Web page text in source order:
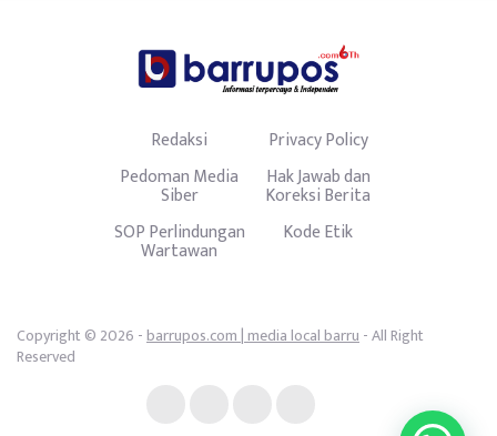
Redaksi
Privacy Policy
Pedoman Media
Siber
Hak Jawab dan
Koreksi Berita
SOP Perlindungan
Wartawan
Kode Etik
Copyright © 2026 -barrupos.com | media local barru- All Right
Reserved